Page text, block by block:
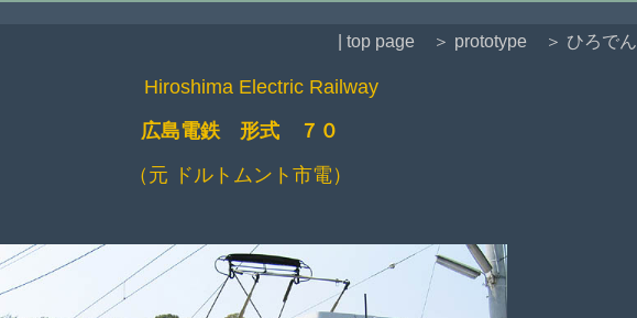
| top page
＞ prototype ＞ ひろでん
Hiroshima Electric Railway
広島電鉄 形式 ７０
（元 ドルトムント市電）